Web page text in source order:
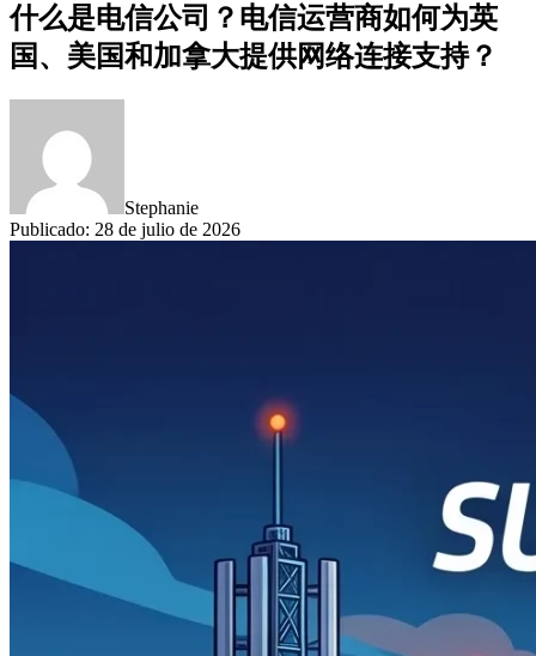
什么是电信公司？电信运营商如何为英
国、美国和加拿大提供网络连接支持？
Stephanie
Publicado: 28 de julio de 2026